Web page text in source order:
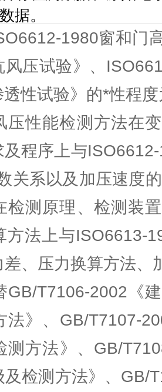
据。
1980窗和门
风压试验》、
透性试验》的*性程
压性能检测方法在
及程序上与
关系以及加压速度
检测原理、检测装
方法上与ISO6613-
差、压力换算方法、
GB/T7106-2002《
法》、GB/T7107-
测方法》、GB/
及检测方法》、GB/